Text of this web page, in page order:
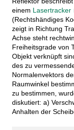
einem Lasertracker
(Rechtshändiges
zeigt in Richtung
Achse steht
Freiheitsgrade von
Objekt verknüpft
des zu
Normalenvektors
Raumwinkel
zu bestimmen,
diskutiert: a)
Anhalten der